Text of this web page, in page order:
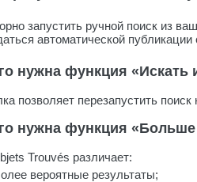
запустить ручной поиск из
автоматической
нужна функция «Искать
позволяет перезапустить
нужна функция «Больше
Trouvés различает:
вероятные результаты;